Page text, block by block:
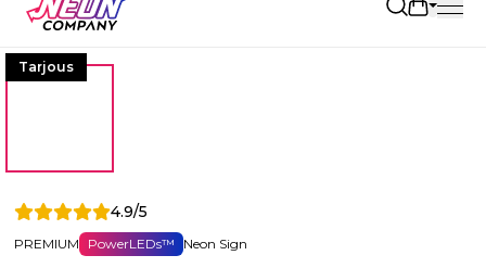
Avaa
Tarjous
4.9/5
PREMIUM PowerLEDs™ Neon Sign